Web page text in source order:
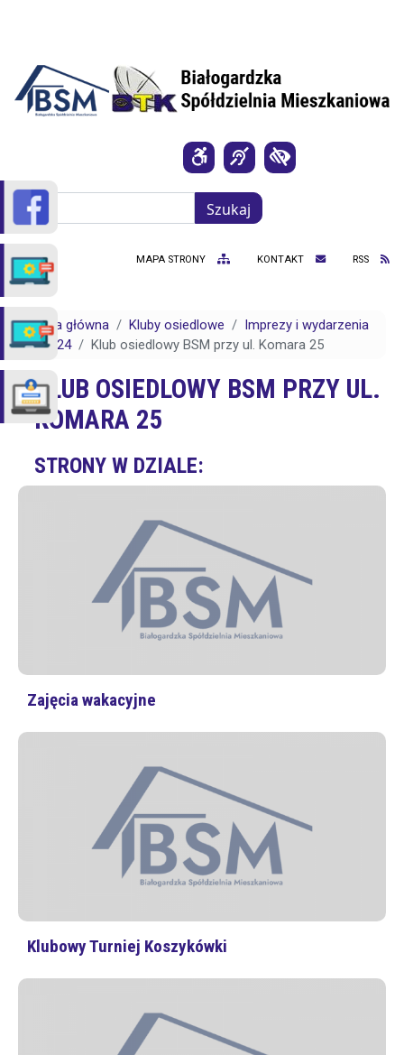
Szukaj
Szukaj
MAPA STRONY KONTAKT RSS
Strona główna Kluby osiedlowe
Imprezy i wydarzenia
2024
Klub osiedlowy BSM przy ul. Komara 25
KLUB OSIEDLOWY BSM PRZY UL.
KOMARA 25
STRONY W DZIALE:
Zajęcia wakacyjne
Klubowy Turniej Koszykówki